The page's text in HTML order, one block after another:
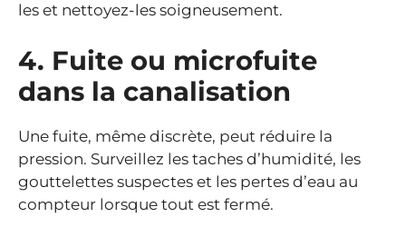
les et nettoyez-les soigneusement.
4. Fuite ou microfuite
dans la canalisation
Une fuite, même discrète, peut réduire la
pression. Surveillez les taches d’humidité, les
gouttelettes suspectes et les pertes d’eau au
compteur lorsque tout est fermé.